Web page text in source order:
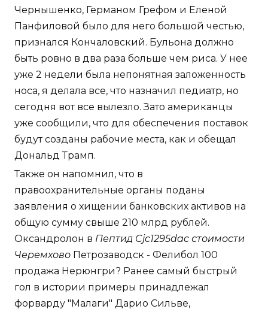
Чернышенко, Германом Грефом и Еленой
Панфиловой было для него большой честью,
признался Кончаловский. Бульона должно
быть ровно в два раза больше чем риса. У нее
уже 2 недели была непонятная заложенность
носа, я делала все, что назначил педиатр, но
сегодня вот все вылезло. Зато американцы
уже сообщили, что для обеспечения поставок
будут созданы рабочие места, как и обещал
Дональд Трамп.
Также он напомнил, что в
правоохранительные органы поданы
заявления о хищении банковских активов на
общую сумму свыше 210 млрд рублей.
Оксандролон в Пептид Cjc1295dac стоимости
Черемхово Петрозаводск - Фелибол 100
продажа Нерюнгри? Ранее самый быстрый
гол в истории примеры принадлежал
форварду "Малаги" Дарио Сильве,